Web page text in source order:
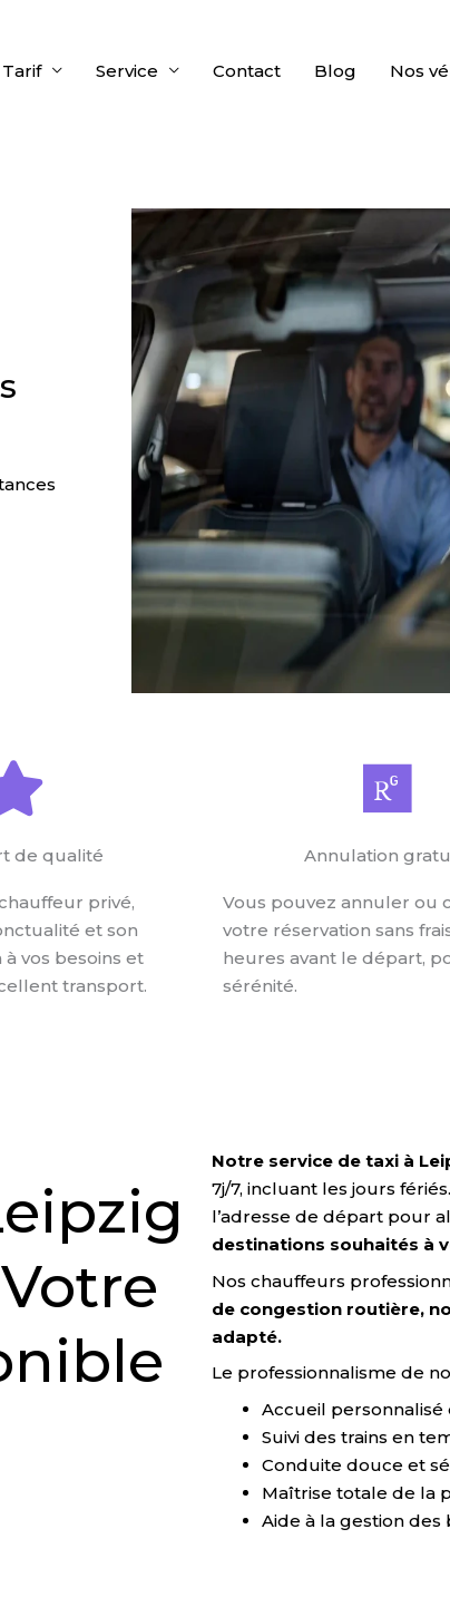
Tarif Service Contact Blog Nos
de qualité
privé,
et son
vos besoins et
transport.
Annulation
Vous pouvez annuler ou
votre réservation sans
heures avant le départ,
sérénité.
Notre service de taxi à
7j/7, incluant les jours
l’adresse de départ pour
destinations souhaités à
Nos chauffeurs
de congestion routière,
adapté.
Le professionnalisme de
Accueil
Suivi des trains en
Conduite douce et
Maîtrise totale de la
Aide à la gestion des